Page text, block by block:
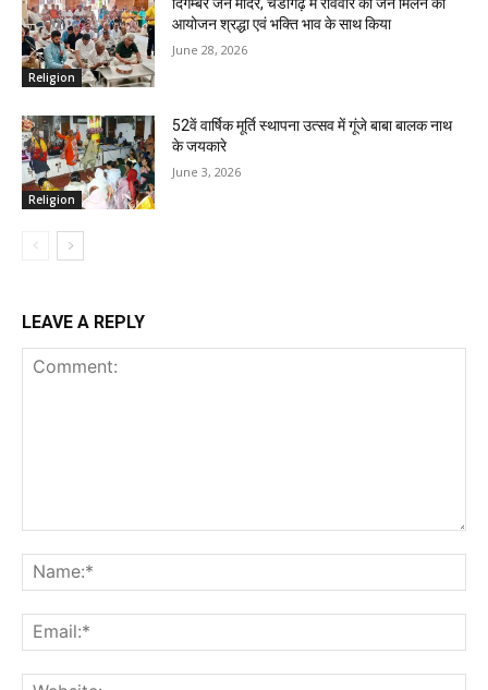
Religion
दिगम्बर जैन मंदिर, चंडीगढ़ में रविवार को जैन मिलन का
आयोजन श्रद्धा एवं भक्ति भाव के साथ किया
June 28, 2026
Religion
52वें वार्षिक मूर्ति स्थापना उत्सव में गूंजे बाबा बालक नाथ
के जयकारे
June 3, 2026
LEAVE A REPLY